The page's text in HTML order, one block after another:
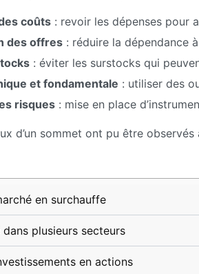
coûts : revoir les dépenses pour
des offres : réduire la dépendance
: éviter les surstocks qui
et fondamentale : utiliser des
risques : mise en place
d’un sommet ont pu être
en surchauffe
dans plusieurs secteurs
en actions